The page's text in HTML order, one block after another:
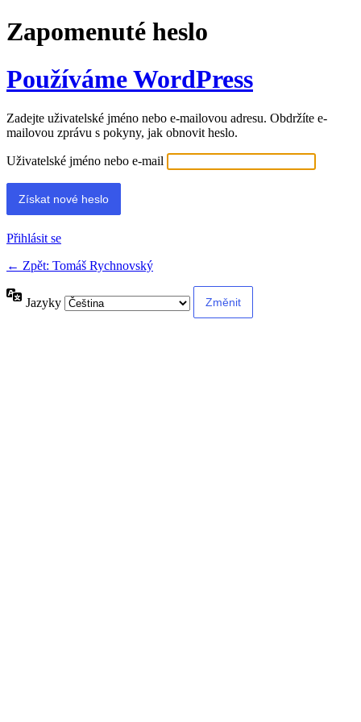
Zapomenuté heslo
Používáme WordPress
Zadejte uživatelské jméno nebo e-mailovou adresu. Obdržíte e-
mailovou zprávu s pokyny, jak obnovit heslo.
Uživatelské jméno nebo e-mail
Přihlásit se
← Zpět: Tomáš Rychnovský
Jazyky